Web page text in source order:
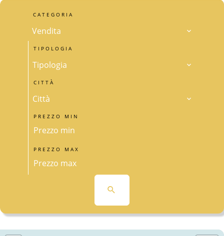
CATEGORIA
Vendita
TIPOLOGIA
Tipologia
CITTÀ
Città
PREZZO MIN
PREZZO MAX